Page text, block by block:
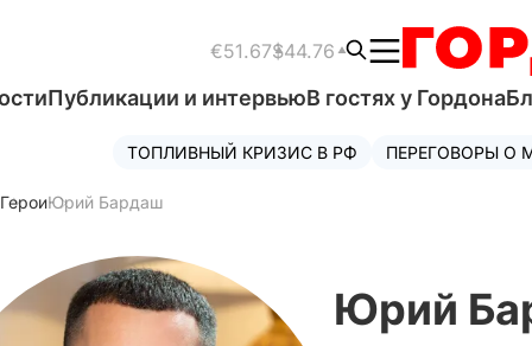
€51.67$44.76
Публикации и интервьюВ гостях у Гордона
ТОПЛИВНЫЙ КРИЗИС В РФ ПЕРЕГОВОРЫ О
ГероиЮрий Бардаш
Юрий